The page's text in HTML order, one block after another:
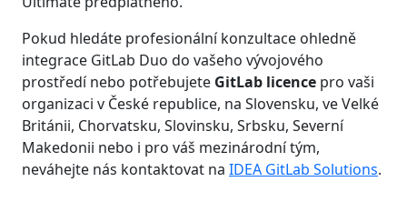
Pokud hledáte profesionální konzultace ohledně
integrace GitLab Duo do vašeho vývojového
prostředí nebo potřebujete GitLab licence pro vaši
organizaci v České republice, na Slovensku, ve Velké
Británii, Chorvatsku, Slovinsku, Srbsku, Severní
Makedonii nebo i pro váš mezinárodní tým,
neváhejte nás kontaktovat na IDEA GitLab Solutions.